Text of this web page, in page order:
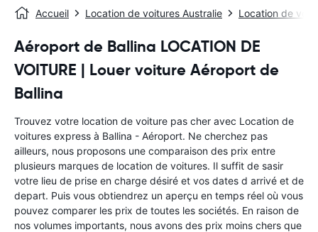
Accueil Location de voitures Australie Location de
Aéroport de Ballina LOCATION DE
VOITURE | Louer voiture Aéroport de
Ballina
Trouvez votre location de voiture pas cher avec Location de
voitures express à Ballina - Aéroport. Ne cherchez pas
ailleurs, nous proposons une comparaison des prix entre
plusieurs marques de location de voitures. Il suffit de sasir
votre lieu de prise en charge désiré et vos dates d arrivé et de
depart. Puis vous obtiendrez un aperçu en temps réel où vous
pouvez comparer les prix de toutes les sociétés. En raison de
nos volumes importants, nous avons des prix moins chers que